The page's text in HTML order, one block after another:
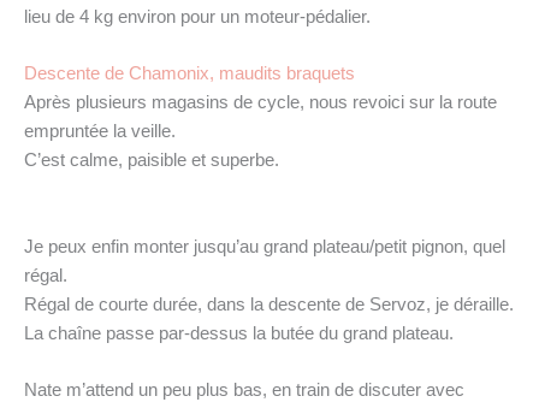
lieu de 4 kg environ pour un moteur-pédalier.
Descente de Chamonix, maudits braquets
Après plusieurs magasins de cycle, nous revoici sur la route
empruntée la veille.
C’est calme, paisible et superbe.
Je peux enfin monter jusqu’au grand plateau/petit pignon, quel
régal.
Régal de courte durée, dans la descente de Servoz, je déraille.
La chaîne passe par-dessus la butée du grand plateau.
Nate m’attend un peu plus bas, en train de discuter avec